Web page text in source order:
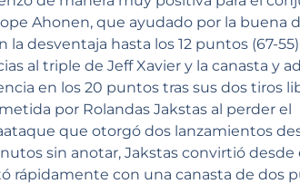
Ahonen, que ayudado por la buena
la desventaja hasta los 12 puntos (67-
al triple de Jeff Xavier y la canasta y
en los 20 puntos tras sus dos tiros
por Rolandas Jakstas al perder el
que otorgó dos lanzamientos
sin anotar, Jakstas convirtió
rápidamente con una canasta de dos